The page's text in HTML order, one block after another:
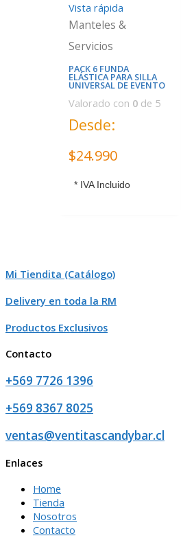
Vista rápida
Manteles &
Servicios
PACK 6 FUNDA
ELÁSTICA PARA SILLA
UNIVERSAL DE EVENTO
Valorado con 0de 5
Desde:
$24.990
* IVA Incluido
Mi Tiendita (Catálogo)
Delivery en toda la RM
Productos Exclusivos
Contacto
+569 7726 1396
+569 8367 8025
ventas@ventitascandybar.cl
Enlaces
Home
Tienda
Nosotros
Contacto